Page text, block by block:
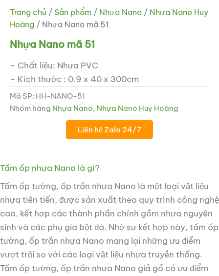
Trang chủ / Sản phẩm / Nhựa Nano / Nhựa Nano Huy
Hoàng / Nhựa Nano mã 51
Nhựa Nano mã 51
– Chất liệu: Nhựa PVC
– Kích thước : 0.9 x 40 x 300cm
Mã SP: HH-NANO-51
Nhóm hàng Nhựa Nano, Nhựa Nano Huy Hoàng
Liên hệ Zalo 24/7
Tấm ốp nhựa Nano là gì?
Tấm ốp tường, ốp trần nhựa Nano là một loại vật liệu
nhựa tiên tiến, được sản xuất theo quy trình công nghệ
cao, kết hợp các thành phần chính gồm nhựa nguyên
sinh và các phụ gia bột đá. Nhờ sự kết hợp này, tấm ốp
tường, ốp trần nhựa Nano mang lại những ưu điểm
vượt trội so với các loại vật liệu nhựa truyền thống.
Tấm ốp tường, ốp trần nhựa Nano giả gỗ có ưu điểm